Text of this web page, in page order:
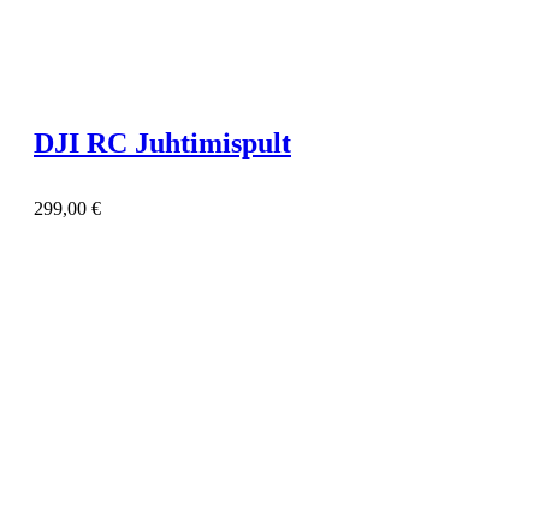
DJI RC Juhtimispult
299,00 €